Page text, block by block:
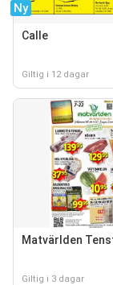
Ny
Calle
Giltig i 12 dagar
Matvärlden
Giltig i 3 dagar